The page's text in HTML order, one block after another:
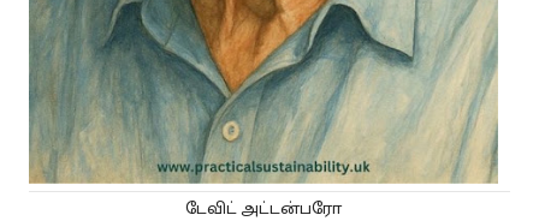
டேவிட் அட்டன்பரோ